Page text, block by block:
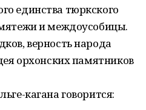
единства тюркского
и междоусобицы.
верность народа
орхонских памятников
кагана говорится: